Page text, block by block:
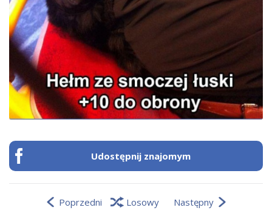
Udostępnij znajomym
Poprzedni Losowy Następny